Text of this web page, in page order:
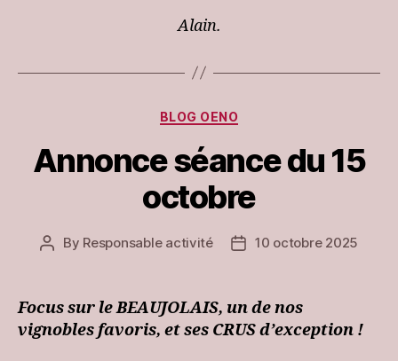
Alain.
Categories
BLOG OENO
Annonce séance du 15
octobre
Post
By Responsable activité
Post10 octobre 2025
Focus sur le BEAUJOLAIS, un de nos
vignobles favoris, et ses CRUS d’exception !